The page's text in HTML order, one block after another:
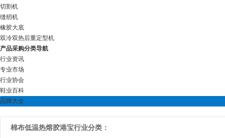
切割机
缝纫机
橡胶大底
双冷双热后重定型机
产品采购分类导航
行业资讯
专业市场
行业协会
鞋业百科
品牌大全
棉布低温热熔胶港宝行业分类：